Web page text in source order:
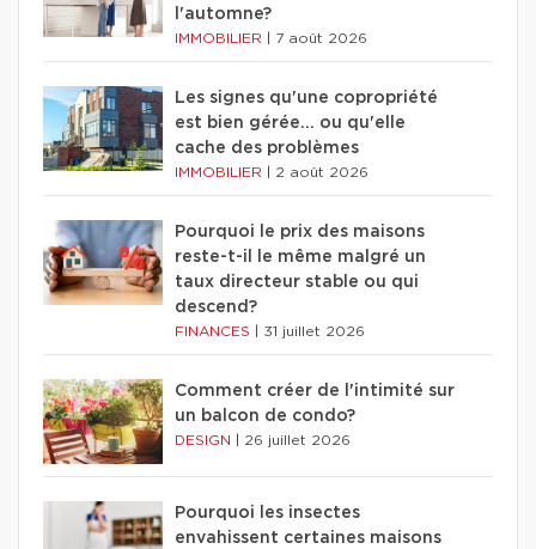
l'automne?
IMMOBILIER 7 août 2026
Les signes qu'une copropriété
est bien gérée… ou qu'elle
cache des problèmes
IMMOBILIER 2 août 2026
Pourquoi le prix des maisons
reste-t-il le même malgré un
taux directeur stable ou qui
descend?
FINANCES 31 juillet 2026
Comment créer de l'intimité sur
un balcon de condo?
DESIGN 26 juillet 2026
Pourquoi les insectes
envahissent certaines maisons